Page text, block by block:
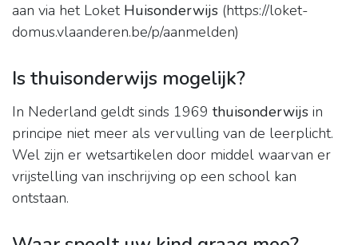
aan via het Loket Huisonderwijs (https://loket-
domus.vlaanderen.be/p/aanmelden)
Is thuisonderwijs mogelijk?
In Nederland geldt sinds 1969 thuisonderwijs in
principe niet meer als vervulling van de leerplicht.
Wel zijn er wetsartikelen door middel waarvan er
vrijstelling van inschrijving op een school kan
ontstaan.